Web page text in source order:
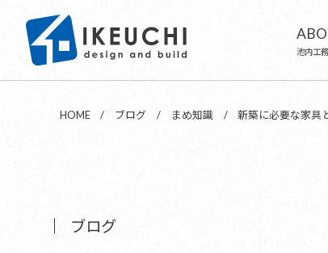
池内工
HOME ブログ まめ知識 新築に必要な家具
ブログ